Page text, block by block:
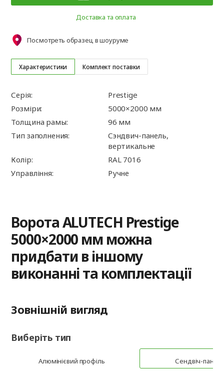
Характеристики Комплект поставки
Серія:
Prestige
Розміри:
5000×2000 мм
Толщина рамы:
96 мм
Тип заполнения:
Сэндвич-панель,
вертикальне
Колір:
RAL 7016
Управління:
Ручне
Доставка та оплата
Посмотреть образец в шоуруме
Ворота ALUTECH Prestige
5000×2000 мм можна
придбати в іншому
виконанні та комплектації
Зовнішній вигляд
Виберіть тип
Алюмінієвий профіль Сендвіч-